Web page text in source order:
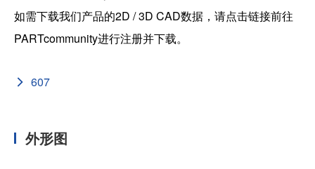
如需下载我们产品的2D / 3D CAD数据，请点击链接前往
PARTcommunity进行注册并下载。
607
外形图